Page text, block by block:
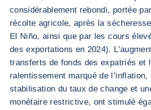
considérablement rebondi, portée
récolte agricole, après la
El Niño, ainsi que par les cours
des exportations en 2024).
transferts de fonds des expatriés et
ralentissement marqué de
stabilisation du taux de change et
monétaire restrictive, ont stimulé